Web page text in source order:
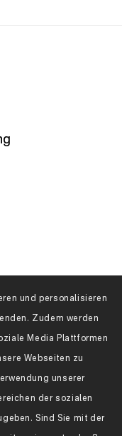
und personalisieren
Zudem werden
Media Plattformen
Webseiten zu
unserer
der sozialen
Sind Sie mit der